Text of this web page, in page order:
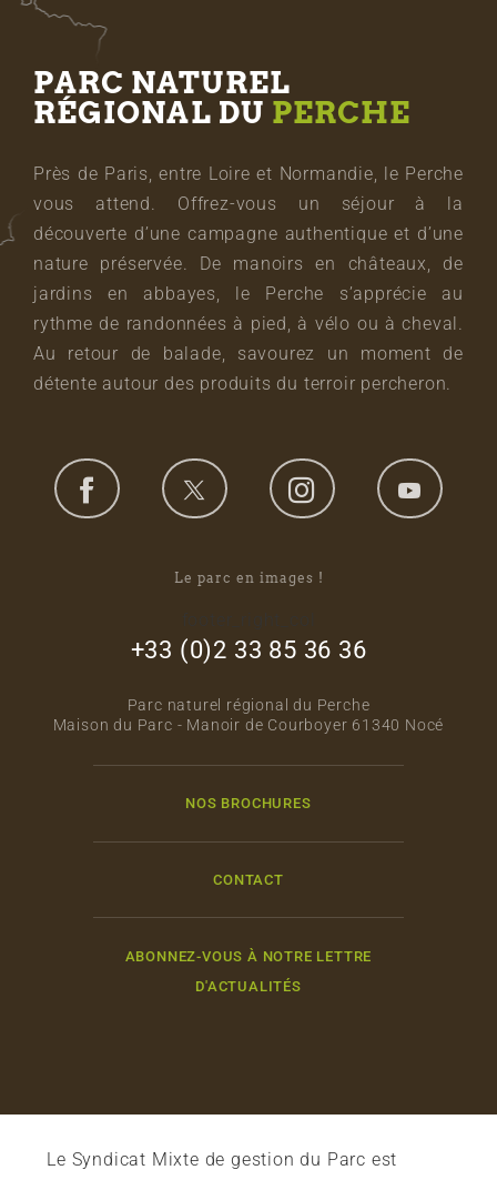
PARC NATUREL
RÉGIONAL DU PERCHE
Près de Paris, entre Loire et Normandie, le Perche
vous attend. Offrez-vous un séjour à la
découverte d’une campagne authentique et d’une
nature préservée. De manoirs en châteaux, de
jardins en abbayes, le Perche s’apprécie au
rythme de randonnées à pied, à vélo ou à cheval.
Au retour de balade, savourez un moment de
détente autour des produits du terroir percheron.
Le parc en images !
+33 (0)2 33 85 36 36
Parc naturel régional du Perche
Maison du Parc - Manoir de Courboyer 61340 Nocé
NOS BROCHURES
CONTACT
ABONNEZ-VOUS À NOTRE LETTRE
D'ACTUALITÉS
Le Syndicat Mixte de gestion du Parc est